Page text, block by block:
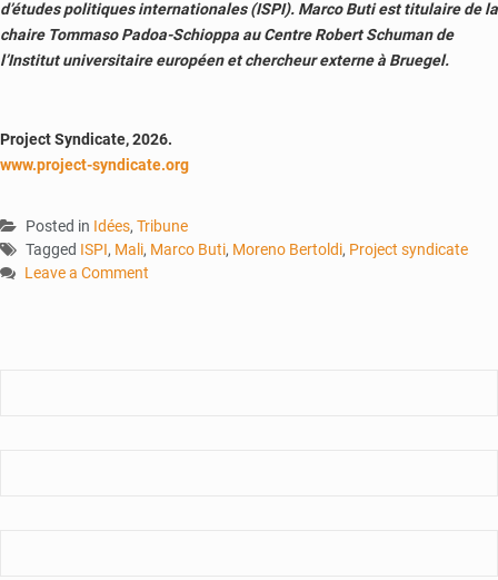
d’études politiques internationales (ISPI). Marco Buti est titulaire de la
chaire Tommaso Padoa-Schioppa au Centre Robert Schuman de
l’Institut universitaire européen et chercheur externe à Bruegel.
Project Syndicate, 2026.
www.project-syndicate.org
Posted in Idées, Tribune
Tagged ISPI, Mali, Marco Buti, Moreno Bertoldi, Project syndicate
Leave a Comment